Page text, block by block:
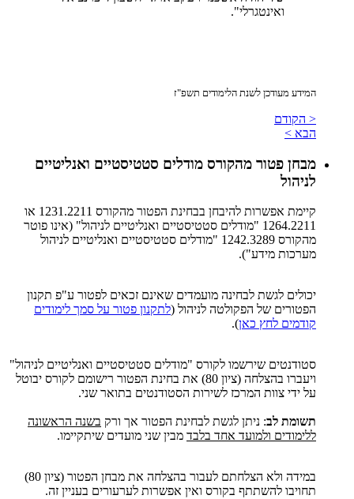
ואינטגרלי".
המידע מעודכן לשנת הלימודים תשפ"ז
< הקודם
הבא >
מבחן פטור מהקורס מודלים סטטיסטיים ואנליטיים
לניהול
קיימת אפשרות להיבחן בבחינת הפטור מהקורס 1231.2211 או
1264.2211 "מודלים סטטיסטיים ואנליטיים לניהול" (אינו פוטר
מהקורס 1242.3289 "מודלים סטטיסטיים ואנליטיים לניהול
מערכות מידע").
יכולים לגשת לבחינה מועמדים שאינם זכאים לפטור ע"פ תקנון
הפטורים של הפקולטה לניהול (לתקנון פטור על סמך לימודים
קודמים לחץ כאן).
סטודנטים שירשמו לקורס "מודלים סטטיסטיים ואנליטיים לניהול"
ויעברו בהצלחה (ציון 80) את בחינת הפטור רישומם לקורס יבוטל
על ידי צוות המרכז לשירות הסטודנטים בתואר שני.
תשומת לב: ניתן לגשת לבחינת הפטור אך ורק בשנה הראשונה
ללימודים ולמועד אחד בלבד מבין שני מועדים שיתקיימו.
במידה ולא הצלחתם לעבור בהצלחה את מבחן הפטור (ציון 80)
תחויבו להשתתף בקורס ואין אפשרות לערעורים בעניין זה.